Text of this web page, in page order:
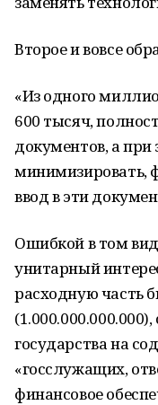
Второе и вовсе
«Из одного
600 тысяч,
документов, а
минимизировать,
ввод в эти
Ошибкой в том
унитарный
расходную часть
государства на
«госслужащих,
финансовое